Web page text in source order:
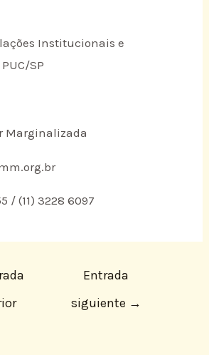
Institucionais e
SP
Marginalizada
/ (11) 3228 6097
Entrada
siguiente →